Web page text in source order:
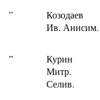
”
Козодаев
Ив. Анисим.
”
Курин
Митр.
Селив.